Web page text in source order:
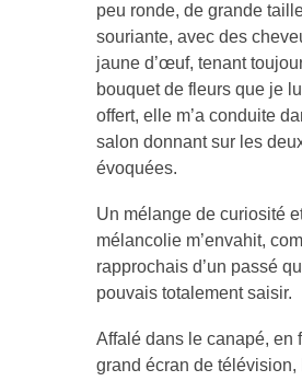
peu ronde, de grande
souriante, avec des
jaune d’œuf, tenant
bouquet de fleurs que je
offert, elle m’a conduite
salon donnant sur les
évoquées.
Un mélange de curiosité
mélancolie m’envahit,
rapprochais d’un passé
pouvais totalement saisir.
Affalé dans le canapé, en
grand écran de télévision,